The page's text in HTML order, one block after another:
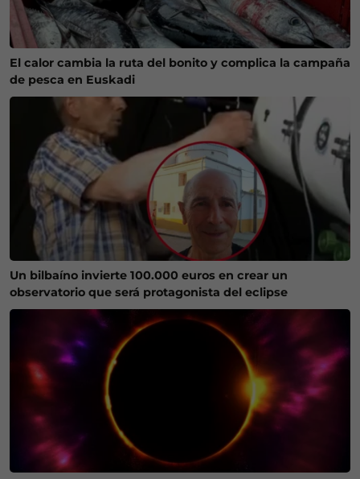
El calor cambia la ruta del bonito y complica la campaña
de pesca en Euskadi
Un bilbaíno invierte 100.000 euros en crear un
observatorio que será protagonista del eclipse